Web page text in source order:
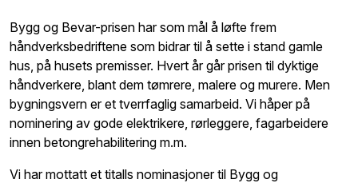
Bygg og Bevar-prisen har som mål å løfte frem
håndverksbedriftene som bidrar til å sette i stand gamle
hus, på husets premisser. Hvert år går prisen til dyktige
håndverkere, blant dem tømrere, malere og murere. Men
bygningsvern er et tverrfaglig samarbeid. Vi håper på
nominering av gode elektrikere, rørleggere, fagarbeidere
innen betongrehabilitering m.m.
Vi har mottatt et titalls nominasjoner til Bygg og